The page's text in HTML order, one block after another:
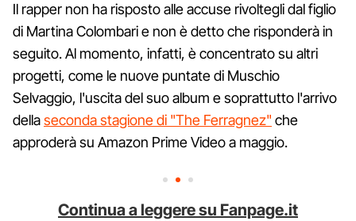
Il rapper non ha risposto alle accuse rivoltegli dal figlio
di Martina Colombari e non è detto che risponderà in
seguito. Al momento, infatti, è concentrato su altri
progetti, come le nuove puntate di Muschio
Selvaggio, l'uscita del suo album e soprattutto l'arrivo
dellaseconda stagione di "The Ferragnez" che
approderà su Amazon Prime Video a maggio.
Continua a leggere su Fanpage.it